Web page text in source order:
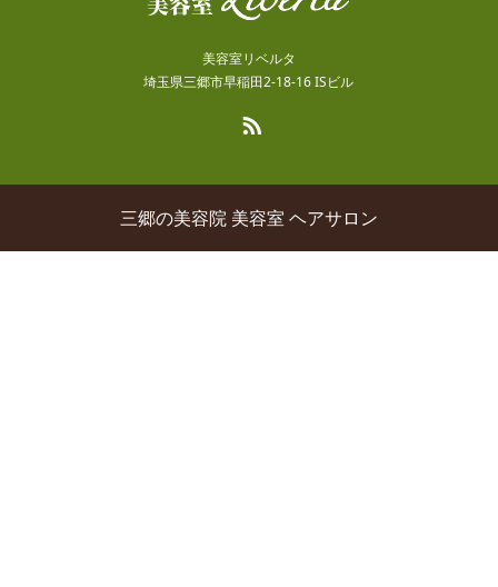
美容室リベルタ
埼玉県三郷市早稲田2-18-16 ISビル
三郷の美容院 美容室 ヘアサロン